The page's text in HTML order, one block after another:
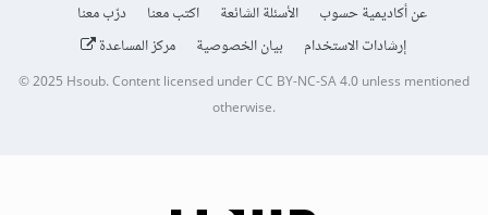
عن أكاديمية حسوب الأسئلة الشائعة اكتب معنا
درّب معنا
إرشادات الاستخدام
بيان الخصوصية مركز المساعدة
© 2025Hsoub.Content licensed underCC BY-NC-SA 4.0unless mentioned
otherwise.